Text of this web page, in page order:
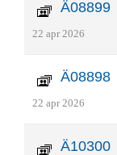
Ä08899
22 apr 2026
Ä08898
22 apr 2026
Ä10300